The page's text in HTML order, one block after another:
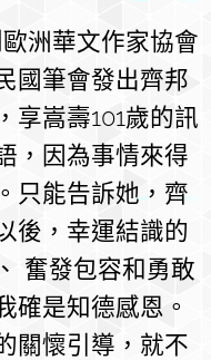
洲華文作家協會
國筆會發出齊邦
享嵩壽101歲的訊
，因為事情來得
只能告訴她，齊
後，幸運結識的
奮發包容和勇敢
確是知德感恩。
關懷引導，就不